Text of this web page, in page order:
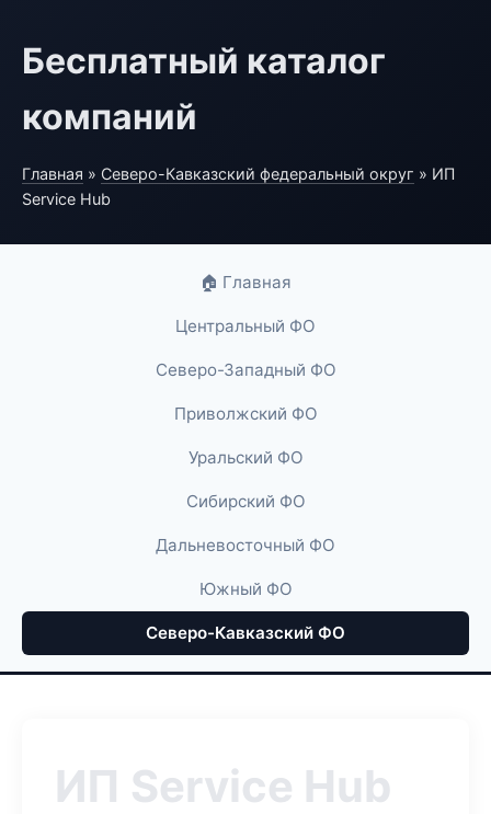
Бесплатный каталог
компаний
Главная » Северо-Кавказский федеральный округ » ИП
Service Hub
🏠 Главная
Центральный ФО
Северо-Западный ФО
Приволжский ФО
Уральский ФО
Сибирский ФО
Дальневосточный ФО
Южный ФО
Северо-Кавказский ФО
ИП Service Hub